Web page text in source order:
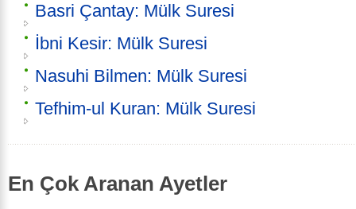
Basri Çantay: Mülk Suresi
İbni Kesir: Mülk Suresi
Nasuhi Bilmen: Mülk Suresi
Tefhim-ul Kuran: Mülk Suresi
En Çok Aranan Ayetler